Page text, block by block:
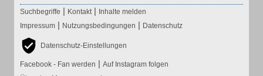
Suchbegriffe | Kontakt | Inhalte melden
Impressum | Nutzungsbedingungen | Datenschutz
Datenschutz-Einstellungen
Facebook - Fan werden | Auf Instagram folgen